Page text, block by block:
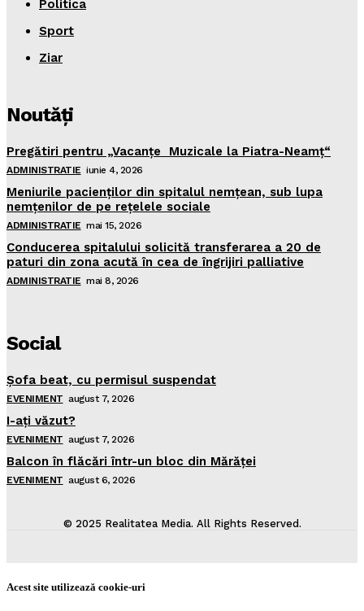
Politica
Sport
Ziar
Noutăţi
Pregătiri pentru „Vacanţe Muzicale la Piatra-Neamţ“
ADMINISTRATIE iunie 4, 2026
Meniurile pacienţilor din spitalul nemţean, sub lupa
nemţenilor de pe reţelele sociale
ADMINISTRATIE mai 15, 2026
Conducerea spitalului solicită transferarea a 20 de
paturi din zona acută în cea de îngrijiri palliative
ADMINISTRATIE mai 8, 2026
Social
Şofa beat, cu permisul suspendat
EVENIMENT august 7, 2026
I-aţi văzut?
EVENIMENT august 7, 2026
Balcon în flăcări într-un bloc din Mărăţei
EVENIMENT august 6, 2026
© 2025 Realitatea Media. All Rights Reserved.
Acest site utilizează cookie-uri